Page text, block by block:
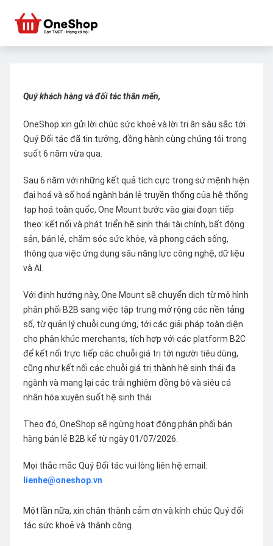
Quý khách hàng và đối tác thân mến,
OneShop xin gửi lời chúc sức khoẻ và lời tri ân sâu sắc tới
Quý Đối tác đã tin tưởng, đồng hành cùng chúng tôi trong
suốt 6 năm vừa qua.
Sau 6 năm với những kết quả tích cực trong sứ mệnh hiện
đại hoá và số hoá ngành bán lẻ truyền thống của hệ thống
tạp hoá toàn quốc, One Mount bước vào giai đoạn tiếp
theo: kết nối và phát triển hệ sinh thái tài chính, bất động
sản, bán lẻ, chăm sóc sức khỏe, và phong cách sống,
thông qua việc ứng dụng sâu năng lực công nghệ, dữ liệu
và AI.
Với định hướng này, One Mount sẽ chuyển dịch từ mô hình
phân phối B2B sang việc tập trung mở rộng các nền tảng
số, từ quản lý chuỗi cung ứng, tới các giải pháp toàn diện
cho phân khúc merchants, tích hợp với các platform B2C
để kết nối trực tiếp các chuỗi giá trị tới người tiêu dùng,
cũng như kết nối các chuỗi giá trị thành hệ sinh thái đa
ngành và mang lại các trải nghiệm đồng bộ và siêu cá
nhân hóa xuyên suốt hệ sinh thái
Theo đó, OneShop sẽ ngừng hoạt động phân phối bán
hàng bán lẻ B2B kể từ ngày 01/07/2026.
Mọi thắc mắc Quý Đối tác vui lòng liên hệ email:
lienhe@oneshop.vn
Một lần nữa, xin chân thành cảm ơn và kính chúc Quý đối
tác sức khoẻ và thành công.